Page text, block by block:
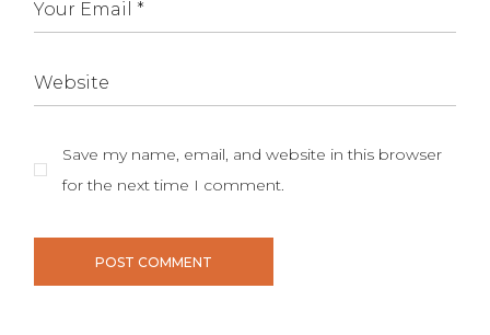
Save my name, email, and website in this browser
for the next time I comment.
POST COMMENT